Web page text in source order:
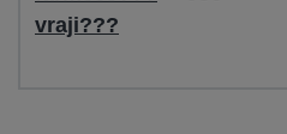
vraji???